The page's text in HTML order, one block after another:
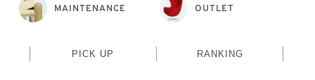
MAINTENANCE OUTLET
PICK UP RANKING